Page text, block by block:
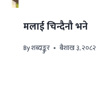
मलाई चिन्दैनौ भने
Byशब्दाङ्कुर बैशाख ३, २०८२